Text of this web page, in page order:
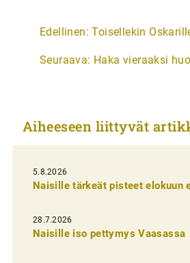
A
t
k
e
l
i
e
n
Edellinen: Toisellekin
Seuraava: Haka vieraaksi
Aiheeseen liittyvät
5.8.2026
Naisille tärkeät pisteet elokuun
28.7.2026
Naisille iso pettymys Vaasassa